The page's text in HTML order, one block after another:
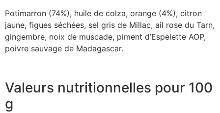
Potimarron (74%), huile de colza, orange (4%), citron
jaune, figues séchées, sel gris de Millac, ail rose du Tarn,
gingembre, noix de muscade, piment d’Espelette AOP,
poivre sauvage de Madagascar.
Valeurs nutritionnelles pour 100
g